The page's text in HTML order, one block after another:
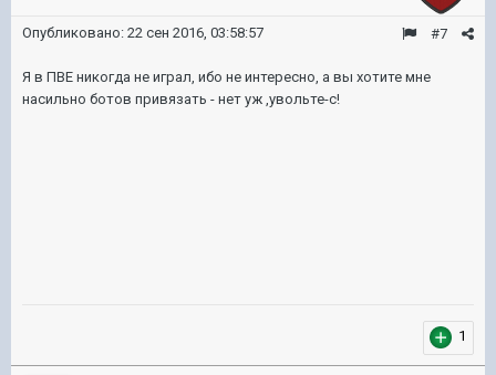
#7
Опубликовано: 22 сен 2016, 03:58:57
Я в ПВЕ никогда не играл, ибо не интересно, а вы хотите мне
насильно ботов привязать - нет уж ,увольте-с!
1